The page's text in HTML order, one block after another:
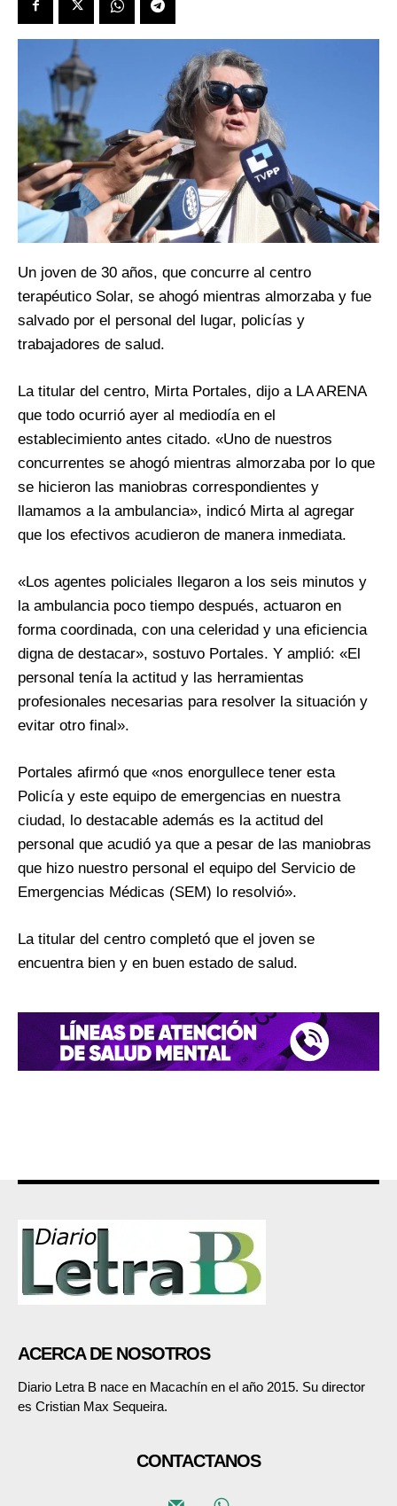
Un joven de 30 años, que concurre al centro
terapéutico Solar, se ahogó mientras almorzaba y fue
salvado por el personal del lugar, policías y
trabajadores de salud.
La titular del centro, Mirta Portales, dijo a LA ARENA
que todo ocurrió ayer al mediodía en el
establecimiento antes citado. «Uno de nuestros
concurrentes se ahogó mientras almorzaba por lo que
se hicieron las maniobras correspondientes y
llamamos a la ambulancia», indicó Mirta al agregar
que los efectivos acudieron de manera inmediata.
«Los agentes policiales llegaron a los seis minutos y
la ambulancia poco tiempo después, actuaron en
forma coordinada, con una celeridad y una eficiencia
digna de destacar», sostuvo Portales. Y amplió: «El
personal tenía la actitud y las herramientas
profesionales necesarias para resolver la situación y
evitar otro final».
Portales afirmó que «nos enorgullece tener esta
Policía y este equipo de emergencias en nuestra
ciudad, lo destacable además es la actitud del
personal que acudió ya que a pesar de las maniobras
que hizo nuestro personal el equipo del Servicio de
Emergencias Médicas (SEM) lo resolvió».
La titular del centro completó que el joven se
encuentra bien y en buen estado de salud.
ACERCA DE NOSOTROS
Diario Letra B nace en Macachín en el año 2015. Su director
es Cristian Max Sequeira.
CONTACTANOS